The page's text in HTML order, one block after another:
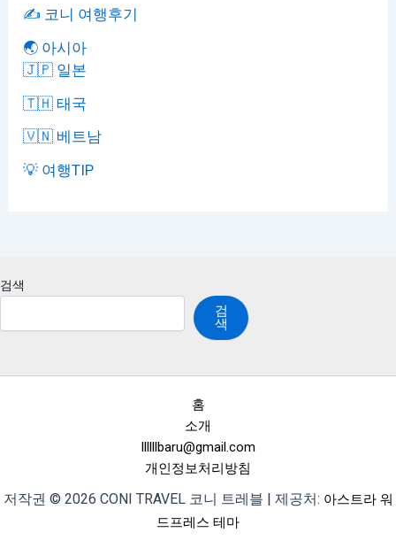
✍️ 코니 여행후기
🌏 아시아
🇯🇵 일본
🇹🇭 태국
🇻🇳 베트남
💡 여행TIP
검색
검
색
홈
소개
llllllbaru@gmail.com
개인정보처리방침
저작권 © 2026 CONI TRAVEL 코니 트레블 | 제공처: 아스트라 워
드프레스 테마